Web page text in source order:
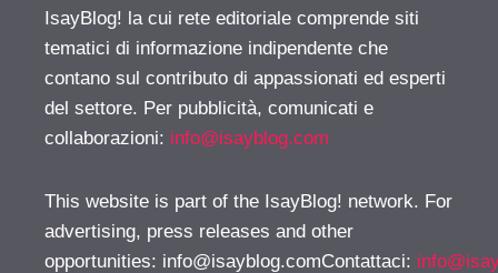
IsayBlog! la cui rete editoriale comprende siti
tematici di informazione indipendente che
contano sul contributo di appassionati ed esperti
del settore. Per pubblicità, comunicati e
collaborazioni: info@isayblog.com
This website is part of the IsayBlog! network. For
advertising, press releases and other
opportunities: info@isayblog.comContattaci: